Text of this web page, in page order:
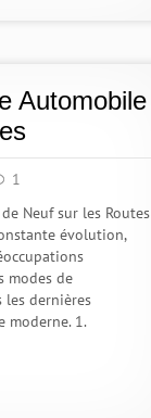
Automobile
1
Neuf sur les Routes
évolution,
modes de
les dernières
moderne. 1.